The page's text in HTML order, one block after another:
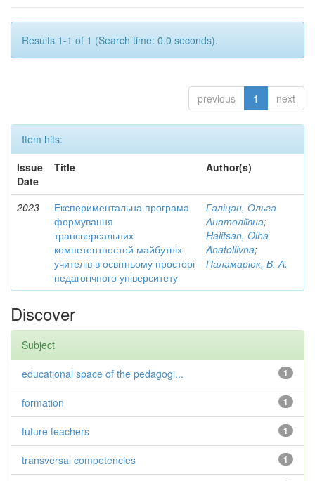
Results 1-1 of 1 (Search time: 0.0 seconds).
previous 1 next
Item hits:
Issue
Date
Title Author(s)
2023
Експериментальна програма
формування
трансверсальних
компетентностей майбутніх
учителів в освітньому просторі
педагогічного університету
Галіцан, Ольга
Анатоліївна;
Halitsan, Olha
Anatoliivna;
Паламарюк, В. А.
Discover
Subject
1
educational space of the pedagogi...
1
formation
1
future teachers
1
transversal competencies